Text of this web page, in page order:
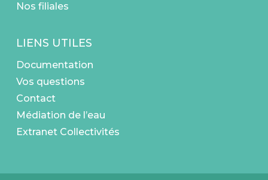
Nos filiales
LIENS UTILES
Documentation
Vos questions
Contact
Médiation de l’eau
Extranet Collectivités